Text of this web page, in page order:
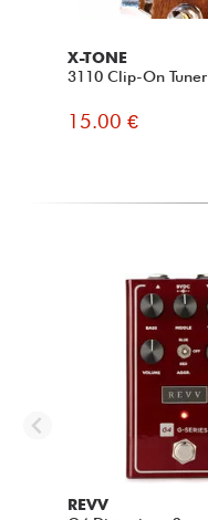
X-TONE
3110 Clip-On Tuner
15.00 €
REVV